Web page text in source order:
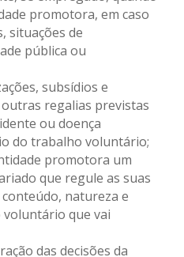
promotora, em caso
situações de
pública ou
subsídios e
regalias previstas
ou doença
do trabalho voluntário;
promotora um
que regule as suas
natureza e
que vai
das decisões da